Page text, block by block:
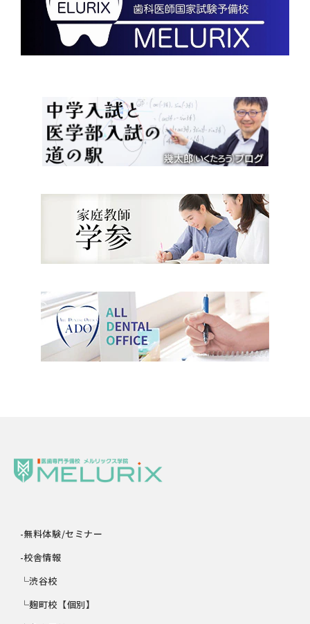
-無料体験/セミナー
-校舎情報
└渋谷校
└麹町校【個別】